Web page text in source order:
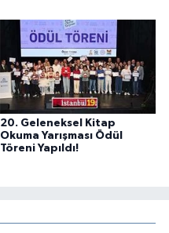
20. Geleneksel Kitap
Okuma Yarışması Ödül
Töreni Yapıldı!